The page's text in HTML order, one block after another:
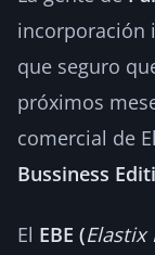
incorporación
que seguro
próximos
comercial de
Bussiness
El EBE (Elastix